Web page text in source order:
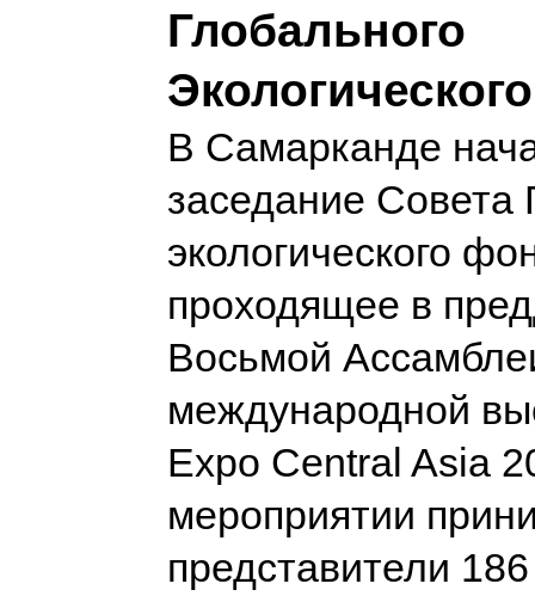
Глобального
В Самарканде
заседание Совета
экологического
проходящее в
Восьмой
международной
Expo Central Asia
мероприятии
представители